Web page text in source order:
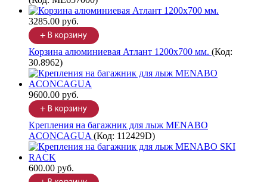
3285.00 руб.
Корзина алюминиевая Атлант 1200х700 мм. (Код:
30.8962)
9600.00 руб.
Крепления на багажник для лыж MENABO
ACONCAGUA (Код: 112429D)
600.00 руб.